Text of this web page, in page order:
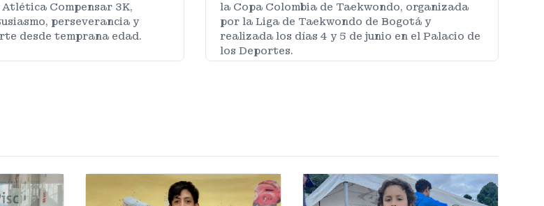
Compensar 3K,
perseverancia y
desde temprana edad.
la Copa Colombia de Taekwondo, organizada
por la Liga de Taekwondo de Bogotá y
realizada los días 4 y 5 de junio en el Palacio de
los Deportes.